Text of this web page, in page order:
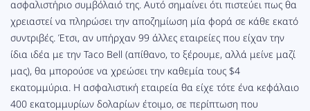
ασφαλιστήριο συμβόλαιό της. Αυτό σημαίνει ότι πιστεύει πως θα
χρειαστεί να πληρώσει την αποζημίωση μία φορά σε κάθε εκατό
συντριβές. Έτσι, αν υπήρχαν 99 άλλες εταιρείες που είχαν την
ίδια ιδέα με την Taco Bell (απίθανο, το ξέρουμε, αλλά μείνε μαζί
μας), θα μπορούσε να χρεώσει την καθεμία τους $4
εκατομμύρια. Η ασφαλιστική εταιρεία θα είχε τότε ένα κεφάλαιο
400 εκατομμυρίων δολαρίων έτοιμο, σε περίπτωση που